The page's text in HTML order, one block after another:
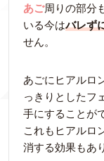
あご周りの部分
いる今はバレず
せん。
あごにヒアルロ
っきりとしたフ
手にすることが
これもヒアルロ
消する効果もあ